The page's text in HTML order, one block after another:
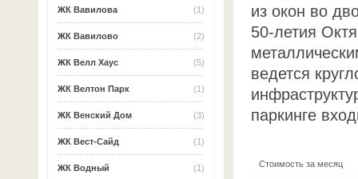
(1)
ЖК Вавилова
(2)
ЖК Вавилово
(5)
ЖК Велл Хаус
(1)
ЖК Велтон Парк
(3)
ЖК Венский Дом
(1)
ЖК Вест-Сайд
(1)
ЖК Водный
из окон во
50-летия
ведется
паркинге
Стоимость за месяц